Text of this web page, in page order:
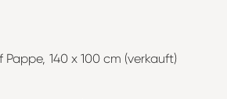
Pappe 140 x 100 cm (verkauft)